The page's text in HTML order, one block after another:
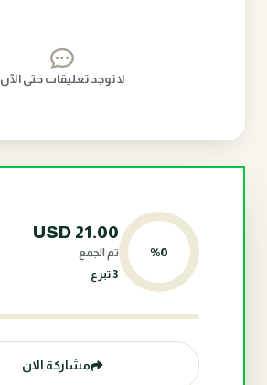
لا توجد تعليقات حتى الآن
0
%
21.00
تم الجمع
3 تبرع
مشاركة الان